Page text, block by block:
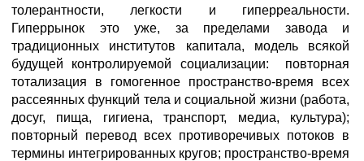
толерантности, легкости и гиперреальности.
Гиперрынок это уже, за пределами завода и
традиционных институтов капитала, модель всякой
будущей контролируемой социализации: повторная
тотализация в гомогенное пространство-время всех
рассеянных функций тела и социальной жизни (работа,
досуг, пища, гигиена, транспорт, медиа, культура);
повторный перевод всех противоречивых потоков в
термины интегрированных кругов; пространство-время